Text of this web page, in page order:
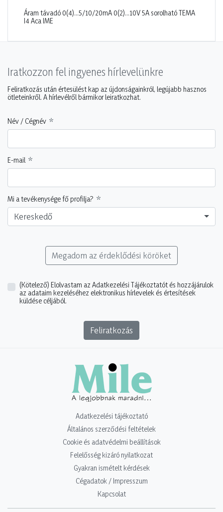
Áram távadó 0(4)…5/10/20mA 0(2)…10V 5A sorolható TEMA
I4 Aca IME
Iratkozzon fel ingyenes hírlevelünkre
Feliratkozás után értesülést kap az újdonságainkról, legújabb hasznos
ötleteinkről. A hírlevélről bármikor leiratkozhat.
Név / Cégnév
E-mail
Mi a tevékenysége fő profilja?
Kereskedő
Megadom az érdeklődési köröket
(Kötelező) Elolvastam az Adatkezelési Tájékoztatót és hozzájárulok
az adataim kezeléséhez elektronikus hírlevelek és értesítések
küldése céljából.
Feliratkozás
Adatkezelési tájékoztató
Általános szerződési feltételek
Cookie és adatvédelmi beállítások
Felelősség kizáró nyilatkozat
Gyakran ismételt kérdések
Cégadatok / Impresszum
Kapcsolat